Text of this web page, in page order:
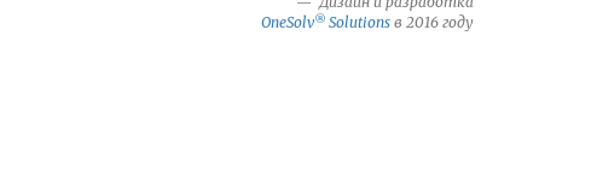
OneSolv® Solutions в 2016 году